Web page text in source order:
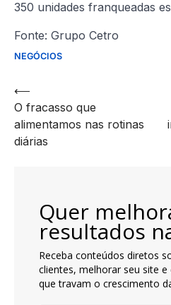
350 unidades franqueadas
Fonte: Grupo Cetro
NEGÓCIOS
Navegação
de
artigos
⟵
O fracasso que
alimentamos nas rotinas
diárias
Quer
resultados
Receba conteúdos diretos
clientes, melhorar seu site
que travam o crescimento